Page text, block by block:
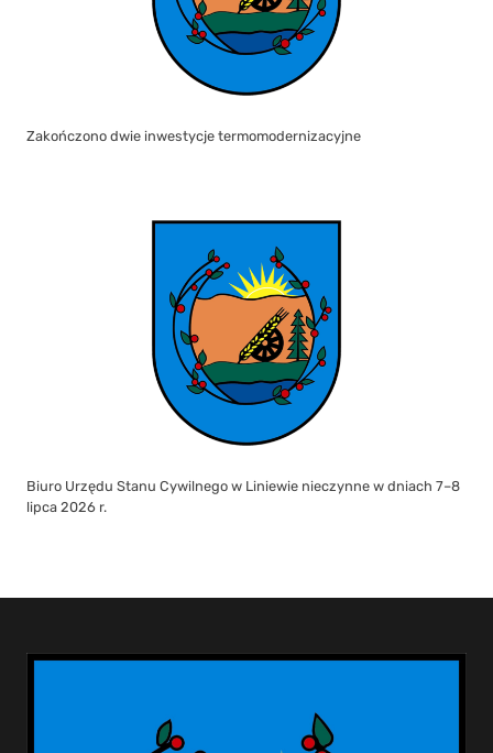
Zakończono dwie inwestycje termomodernizacyjne
Biuro Urzędu Stanu Cywilnego w Liniewie nieczynne w dniach 7–8
lipca 2026 r.